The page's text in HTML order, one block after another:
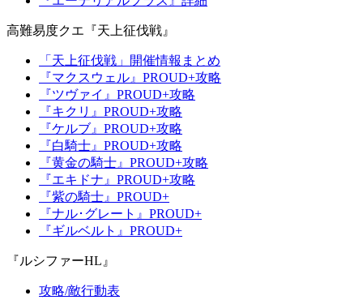
高難易度クエ『天上征伐戦』
「天上征伐戦」開催情報まとめ
『マクスウェル』PROUD+攻略
『ツヴァイ』PROUD+攻略
『キクリ』PROUD+攻略
『ケルブ』PROUD+攻略
『白騎士』PROUD+攻略
『黄金の騎士』PROUD+攻略
『エキドナ』PROUD+攻略
『紫の騎士』PROUD+
『ナル･グレート』PROUD+
『ギルベルト』PROUD+
『ルシファーHL』
攻略/敵行動表